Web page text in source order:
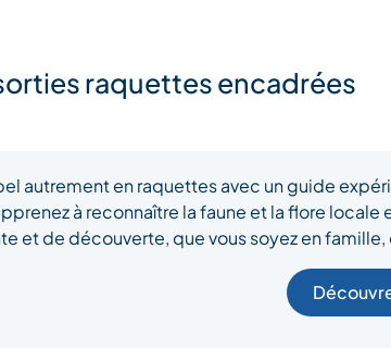
raquettes encadrées
autrement en raquettes avec un guide
à reconnaître la faune et la flore
et de découverte, que vous soyez en famille,